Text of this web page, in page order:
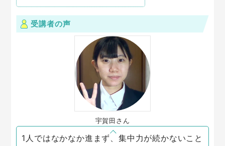
受講者の声
宇賀田さん
1人ではなかなか進まず、集中力が続かないこと